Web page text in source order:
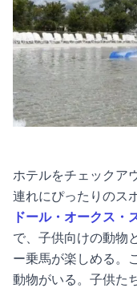
ホテルをチェックア
連れにぴったりのス
ドール・オークス・
で、子供向けの動物
ー乗馬が楽しめる。
動物がいる。子供た